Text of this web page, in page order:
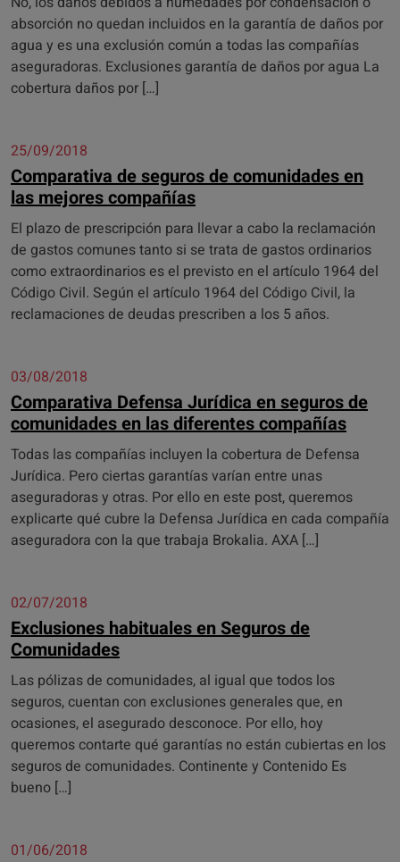
absorción no quedan incluidos en la garantía de daños por
agua y es una exclusión común a todas las compañías
aseguradoras. Exclusiones garantía de daños por agua La
cobertura daños por […]
25/09/2018
Comparativa de seguros de comunidades en
las mejores compañías
El plazo de prescripción para llevar a cabo la reclamación
de gastos comunes tanto si se trata de gastos ordinarios
como extraordinarios es el previsto en el artículo 1964 del
Código Civil. Según el artículo 1964 del Código Civil, la
reclamaciones de deudas prescriben a los 5 años.
03/08/2018
Comparativa Defensa Jurídica en seguros de
comunidades en las diferentes compañías
Todas las compañías incluyen la cobertura de Defensa
Jurídica. Pero ciertas garantías varían entre unas
aseguradoras y otras. Por ello en este post, queremos
explicarte qué cubre la Defensa Jurídica en cada compañía
aseguradora con la que trabaja Brokalia. AXA […]
02/07/2018
Exclusiones habituales en Seguros de
Comunidades
Las pólizas de comunidades, al igual que todos los
seguros, cuentan con exclusiones generales que, en
ocasiones, el asegurado desconoce. Por ello, hoy
queremos contarte qué garantías no están cubiertas en los
seguros de comunidades. Continente y Contenido Es
bueno […]
01/06/2018